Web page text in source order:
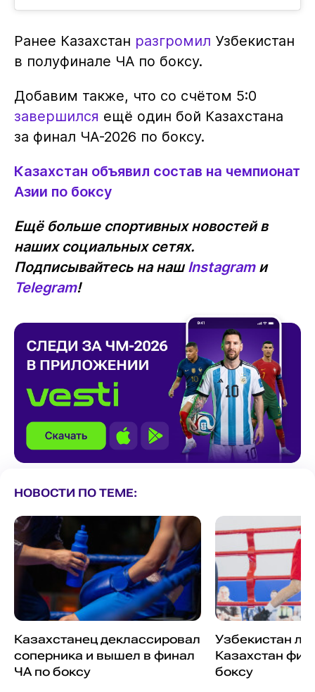
Ранее Казахстан разгромил Узбекистан
в полуфинале ЧА по боксу.
Добавим также, что со счётом 5:0
завершился ещё один бой Казахстана
за финал ЧА-2026 по боксу.
Казахстан объявил состав на чемпионат
Азии по боксу
Ещё больше спортивных новостей в
наших социальных сетях.
Подписывайтесь на нашInstagramи
Telegram!
НОВОСТИ ПО ТЕМЕ:
Казахстанец деклассировал
соперника и вышел в финал
ЧА по боксу
Узбекистан
Казахстан
боксу